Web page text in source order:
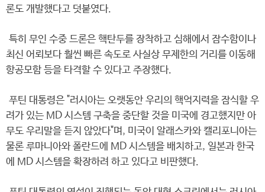
론도 개발했다고 덧붙였다.
특히 무인 수중 드론은 핵탄두를 장착하고 심해에서 잠수함이나
최신 어뢰보다 훨씬 빠른 속도로 사실상 무제한의 거리를 이동해
항공모함 등을 타격할 수 있다고 주장했다.
푸틴 대통령은 "러시아는 오랫동안 우리의 핵억지력을 잠식할 우
려가 있는 MD 시스템 구축을 중단할 것을 미국에 경고했지만 아
무도 우리말을 듣지 않았다"며, 미국이 알래스카와 캘리포니아는
물론 루마니아와 폴란드에 MD 시스템을 배치하고, 일본과 한국
에 MD 시스템을 확장하려 하고 있다고 비판했다.